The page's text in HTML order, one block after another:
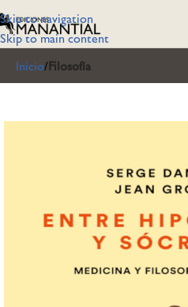
Skip to navigation
Skip to main content
Inicio Filosofía